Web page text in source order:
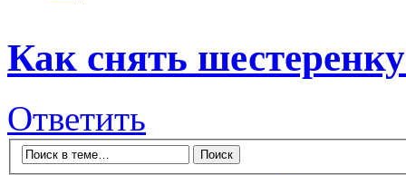
Как снять
Ответить